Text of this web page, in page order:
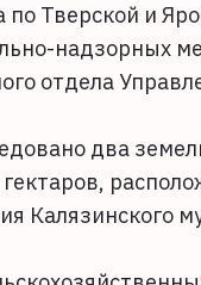
Тверской и
надзорных
отдела
два
Калязинского